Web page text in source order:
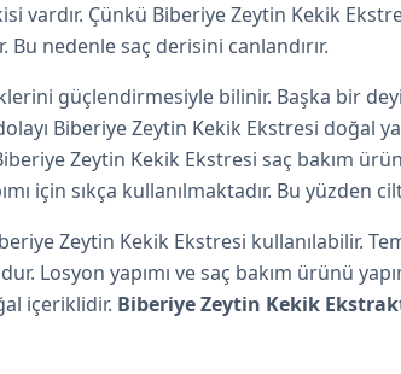
vardır. Çünkü Biberiye Zeytin Kekik
Bu nedenle saç derisini canlandırır.
güçlendirmesiyle bilinir. Başka bir
Biberiye Zeytin Kekik Ekstresi
Zeytin Kekik Ekstresi saç bakım
için sıkça kullanılmaktadır. Bu yüzden
Zeytin Kekik Ekstresi kullanılabilir.
Losyon yapımı ve saç bakım ürünü
içeriklidir. Biberiye Zeytin Kekik